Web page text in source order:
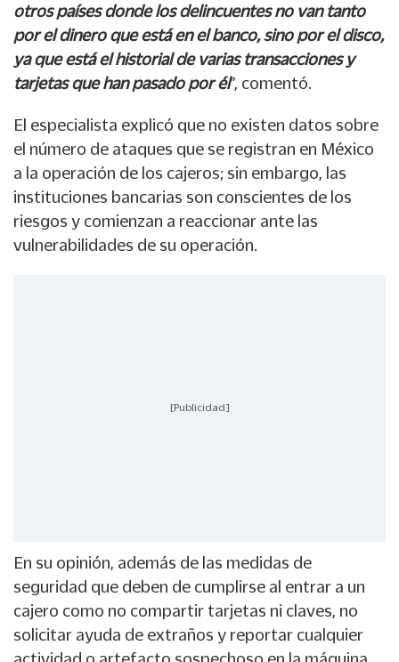
otros países donde los delincuentes no van tanto
por el dinero que está en el banco, sino por el disco,
ya que está el historial de varias transacciones y
tarjetas que han pasado por él”, comentó.
El especialista explicó que no existen datos sobre
el número de ataques que se registran en México
a la operación de los cajeros; sin embargo, las
instituciones bancarias son conscientes de los
riesgos y comienzan a reaccionar ante las
vulnerabilidades de su operación.
[Publicidad]
En su opinión, además de las medidas de
seguridad que deben de cumplirse al entrar a un
cajero como no compartir tarjetas ni claves, no
solicitar ayuda de extraños y reportar cualquier
actividad o artefacto sospechoso en la máquina,